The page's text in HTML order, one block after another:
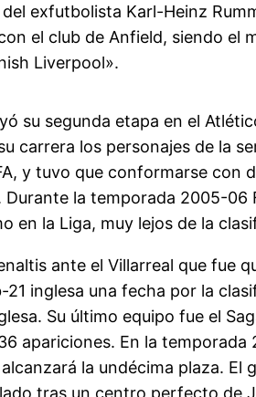
exfutbolista Karl-Heinz
el club de Anfield, siendo
Liverpool».
su segunda etapa en el
carrera los personajes de la
y tuvo que conformarse
la temporada 2005-
en la Liga, muy lejos de la
ante el Villarreal que fue
inglesa una fecha por la
Su último equipo fue el
apariciones. En la
la undécima plaza.
tras un centro perfecto de